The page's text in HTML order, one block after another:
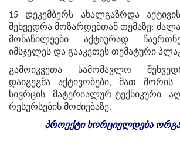
15 დეკემბერს ახალგაზრდა
შეხვედრა მოზარდებთან თემაზე:
მონაწილეები აქტიურად
იმსჯელეს და გააკეთეს თემატური
გამოიკვეთა სამომავლო
დაიგეგმა აქტივობები, მათ
სივრცის მატერიალურ-ტექნიკური
რესურსების მოძიებაზე.
პროექტი ხორციელდება